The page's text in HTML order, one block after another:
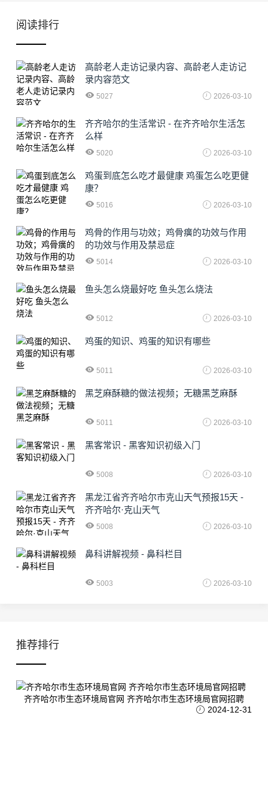
阅读排行
高龄老人走访记录内容、高龄老人走访记
录内容范文
5027 2026-03-10
齐齐哈尔的生活常识 - 在齐齐哈尔生活怎
么样
5020 2026-03-10
鸡蛋到底怎么吃才最健康 鸡蛋怎么吃更健
康？
5016 2026-03-10
鸡骨的作用与功效；鸡骨癀的功效与作用
的功效与作用及禁忌症
5014 2026-03-10
鱼头怎么烧最好吃 鱼头怎么烧法
5012 2026-03-10
鸡蛋的知识、鸡蛋的知识有哪些
5011 2026-03-10
黑芝麻酥糖的做法视频；无糖黑芝麻酥
5011 2026-03-10
黑客常识 - 黑客知识初级入门
5008 2026-03-10
黑龙江省齐齐哈尔市克山天气预报15天 -
齐齐哈尔·克山天气
5008 2026-03-10
鼻科讲解视频 - 鼻科栏目
5003 2026-03-10
推荐排行
齐齐哈尔市生态环境局官网 齐齐哈尔市生态环境局官网招聘
2024-12-31